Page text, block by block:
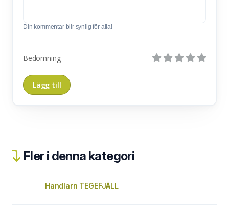
Din kommentar blir synlig för alla!
Bedömning
Fler i denna kategori
Handlarn TEGEFJÄLL